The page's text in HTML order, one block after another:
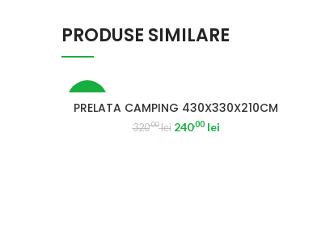
PRODUSE SIMILARE
PRELATA CAMPING 430X330X210CM
320.00lei 240.00 lei